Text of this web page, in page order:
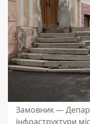
Замовник —
інфраструктури